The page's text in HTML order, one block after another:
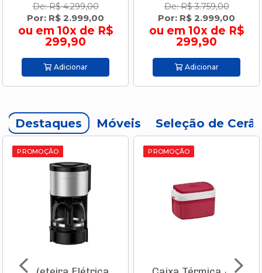
De: R$ 3.759,00
Por: R$ 2.999,00
ou em 10x de R$
299,90
Adicionar
De: R$ 144,90
Por: R$ 109,90
ou em 2x de R$
54,95
Adicionar
Destaques Móveis Seleção de
PROMOÇÃO PROMOÇÃO